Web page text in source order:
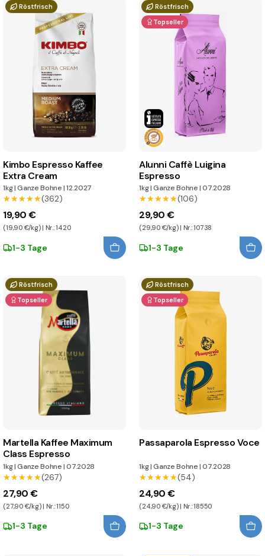
Röstfrisch
Kimbo Espresso Kaffee
Extra Cream
1kg|Ganze Bohne|12.2027
★★★★★
★★★★★(362)
19,90 €
(19,90 €/kg) | Nr.: 1420
1-3 Tage
Röstfrisch
Topseller
Alunni Caffè Luigina
Espresso
1kg|Ganze Bohne|07.2028
★★★★★
★★★★★(106)
29,90 €
(29,90 €/kg) | Nr.: 10738
1-3 Tage
Röstfrisch
Topseller
Martella Kaffee Maximum
Class Espresso
1kg|Ganze Bohne|07.2028
★★★★★
★★★★★(267)
27,90 €
(27,90 €/kg) | Nr.: 1150
1-3 Tage
Röstfrisch
Topseller
Passaparola Espresso Voce
1kg|Ganze Bohne|07.2028
★★★★★
★★★★★(54)
24,90 €
(24,90 €/kg) | Nr.: 18550
1-3 Tage